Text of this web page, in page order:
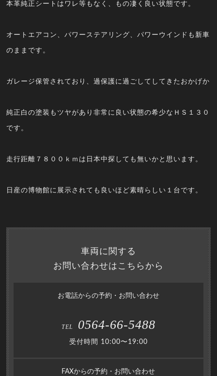
本革純正シートはワレ等もなく、もの凄く良い状態です。
オートエアコン、パワーステアリング、パワーウインドも新車
のままです。
ガレージ保管されており、過保護に過ごしてしてきたおかげか
純正白の塗装もツヤがあり非常に良い状態の希少なＨＳ１３０
です。
走行距離７８００ｋｍは日本中探しても無いかと思います。
日産の博物館に展示されても良いほど素晴らしい１台です。
車両に関する
お問い合わせはこちらから
お電話からの予約・お問い合わせ
TEL 0564-66-5488
受付時間 10:00〜19:00
FAXからの予約・お問い合わせ